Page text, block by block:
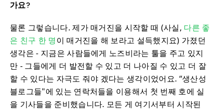
가요?
물론 그렇습니다. 제가 매거진을 시작할 때 (사실, 다른 좋
은 친구 한 명이 매거진을 해 보라고 설득했지요) 가졌던
생각은 - 지금은 사람들에게 노즈비라는 툴을 주고 있지
만 - 그들에게 더 발전할 수 있고 더 나아질 수 있고 더 잘
할 수 있다는 자극도 줘야 겠다는 생각이었어요. “생산성
블로그들"에 있는 연락처들을 이용해서 첫 번째 호에 실
을 기사들을 준비했습니다. 모든 게 여기서부터 시작된